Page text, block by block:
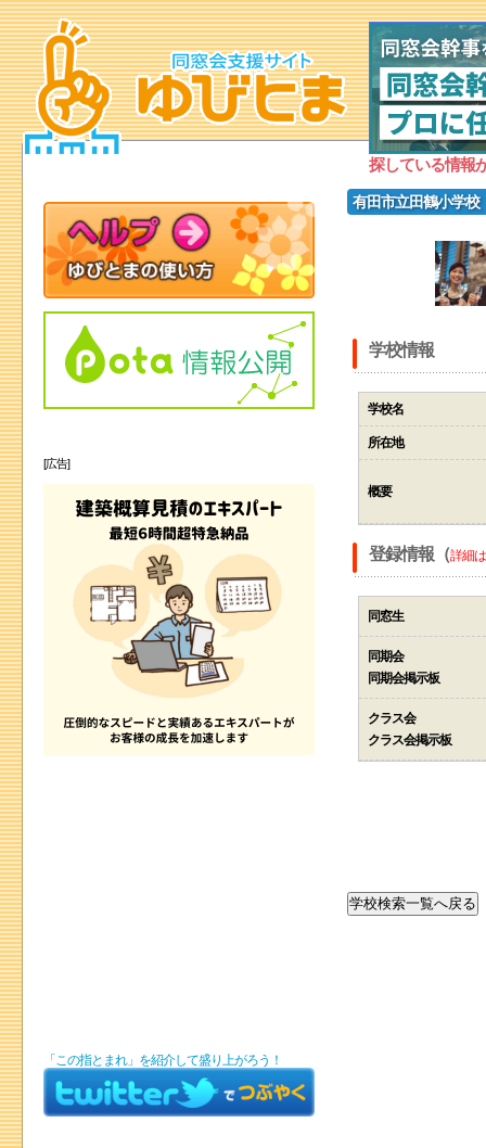
探している情報
有田市立田鶴小学校
学校情報
学校名
所在地
概要
登録情報（詳細
同窓生
同期会
同期会掲示板
クラス会
クラス会掲示板
[広告]
「この指とまれ」を紹介して盛り上がろう！